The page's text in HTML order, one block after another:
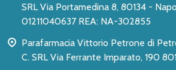
SRL Via Portamedina 8, 80134 - Napoli NA P.IVA:
01211040637 REA: NA-302855
Parafarmacia Vittorio Petrone di
C. SRL Via Ferrante Imparato, 190